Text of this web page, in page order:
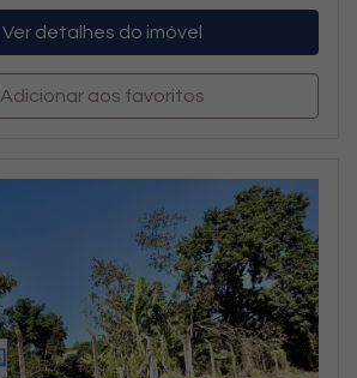
Ver detalhes do imóvel
Adicionar aos favoritos